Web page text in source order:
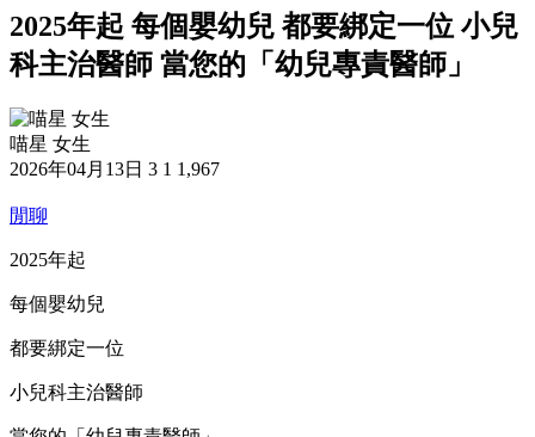
2025年起 每個嬰幼兒 都要綁定一位 小兒
科主治醫師 當您的「幼兒專責醫師」
喵星 女生
2026年04月13日 3 1 1,967
閒聊
2025年起
每個嬰幼兒
都要綁定一位
小兒科主治醫師